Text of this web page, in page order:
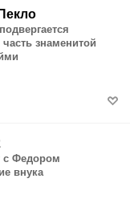
знаменитой
с Федором
внука